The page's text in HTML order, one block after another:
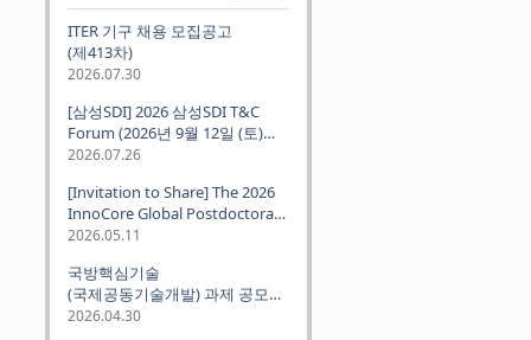
ITER 기구 채용 모집공고
(제413차)
2026.07.30
[삼성SDI] 2026 삼성SDI T&C
Forum (2026년 9월 12일 (토)
뮌헨 개최)
2026.07.26
[Invitation to Share] The 2026
InnoCore Global Postdoctoral
Job Fair: Meet Korea's 4 Major
Institutes
2026.05.11
국방핵심기술
(국제공동기술개발) 과제 공모
안내 (~2026.06.26)
2026.04.30